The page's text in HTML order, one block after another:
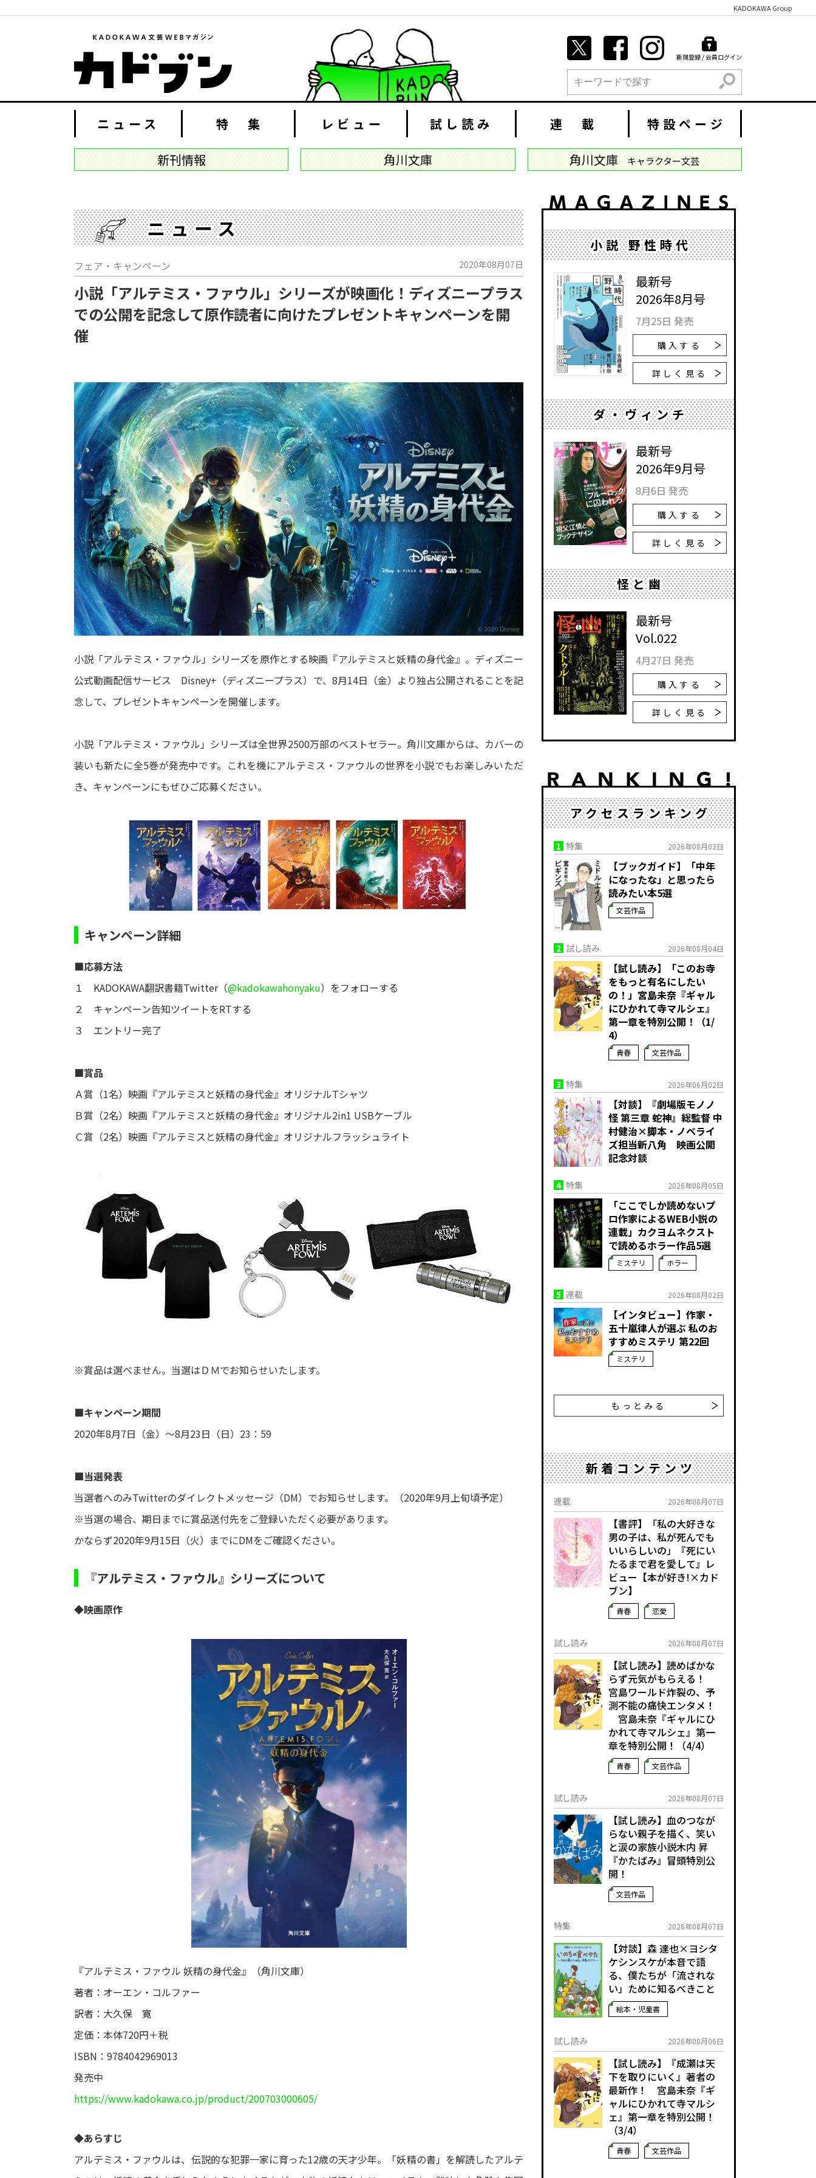
KADOKAWA Group
新規登録 / 会員ログイン
検索
ニュース 特 集 レビュー 試し読み 連 載 特設ページ
新刊情報 角川文庫 角川文庫 キャラクター文芸
ニュース
フェア・キャンペーン 2020年08月07日
小説「アルテミス・ファウル」シリーズが映画化！ディズニープラス
での公開を記念して原作読者に向けたプレゼントキャンペーンを開
催
小説「アルテミス・ファウル」シリーズを原作とする映画『アルテミスと妖精の身代金』。ディズニー
公式動画配信サービス Disney+（ディズニープラス）で、8月14日（金）より独占公開されることを記
念して、プレゼントキャンペーンを開催します。
小説「アルテミス・ファウル」シリーズは全世界2500万部のベストセラー。角川文庫からは、カバーの
装いも新たに全5巻が発売中です。これを機にアルテミス・ファウルの世界を小説でもお楽しみいただ
き、キャンペーンにもぜひご応募ください。
キャンペーン詳細
■応募方法
１ KADOKAWA翻訳書籍Twitter（@kadokawahonyaku）をフォローする
２ キャンペーン告知ツイートをRTする
３ エントリー完了
■賞品
Ａ賞（1名）映画『アルテミスと妖精の身代金』オリジナルTシャツ
Ｂ賞（2名）映画『アルテミスと妖精の身代金』オリジナル2in1 USBケーブル
Ｃ賞（2名）映画『アルテミスと妖精の身代金』オリジナルフラッシュライト
※賞品は選べません。当選はＤＭでお知らせいたします。
■キャンペーン期間
2020年8月7日（金）～8月23日（日）23：59
■当選発表
当選者へのみTwitterのダイレクトメッセージ（DM）でお知らせします。（2020年9月上旬頃予定）
※当選の場合、期日までに賞品送付先をご登録いただく必要があります。
かならず2020年9月15日（火）までにDMをご確認ください。
『アルテミス・ファウル』シリーズについて
◆映画原作
『アルテミス・ファウル 妖精の身代金』（角川文庫）
著者：オーエン・コルファー
訳者：大久保 寛
定価：本体720円＋税
ISBN：9784042969013
発売中
https://www.kadokawa.co.jp/product/200703000605/
◆あらすじ
アルテミス・ファウルは、伝説的な犯罪一家に育った12歳の天才少年。「妖精の書」を解読したアルテ
小説 野性時代
最新号
2026年8月号
7月25日 発売
購入する
詳しく見る
ダ・ヴィンチ
最新号
2026年9月号
8月6日 発売
購入する
詳しく見る
怪と幽
最新号
Vol.022
4月27日 発売
購入する
詳しく見る
アクセスランキング
1 特集 2026年08月03日
【ブックガイド】「中年
になったな」と思ったら
読みたい本5選
文芸作品
2 試し読み 2026年08月04日
【試し読み】「このお寺
をもっと有名にしたい
の！」宮島未奈『ギャル
にひかれて寺マルシェ』
第一章を特別公開！（1/
4）
青春 文芸作品
3 特集 2026年06月02日
【対談】『劇場版モノノ
怪 第三章 蛇神』総監督 中
村健治×脚本・ノベライ
ズ担当新八角 映画公開
記念対談
4 特集 2026年08月05日
「ここでしか読めないプ
ロ作家によるWEB小説の
連載」――カクヨムネクスト
で読めるホラー作品5選
ミステリ ホラー
5 連載 2026年08月02日
【インタビュー】作家・
五十嵐律人が選ぶ 私のお
すすめミステリ 第22回
ミステリ
もっとみる
新着コンテンツ
連載 2026年08月07日
【書評】「私の大好きな
男の子は、私が死んでも
いいらしいの」――『死にい
たるまで君を愛して』レ
ビュー【本が好き!×カド
ブン】
青春 恋愛
試し読み 2026年08月07日
【試し読み】読めばかな
らず元気がもらえる！
宮島ワールド炸裂の、予
測不能の痛快エンタメ！
宮島未奈『ギャルにひ
かれて寺マルシェ』第一
章を特別公開！（4/4）
青春 文芸作品
試し読み 2026年08月07日
【試し読み】血のつなが
らない親子を描く、笑い
と涙の家族小説――木内 昇
『かたばみ』冒頭特別公
開！
文芸作品
特集 2026年08月07日
【対談】森 達也×ヨシタ
ケシンスケが本音で語
る、僕たちが「流されな
い」ために知るべきこと
絵本・児童書
試し読み 2026年08月06日
【試し読み】『成瀬は天
下を取りにいく』著者の
最新作！ 宮島未奈『ギ
ャルにひかれて寺マルシ
ェ』第一章を特別公開！
（3/4）
青春 文芸作品